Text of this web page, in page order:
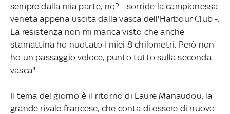
sempre dalla mia parte, no? - sorride la campionessa
veneta appena uscita dalla vasca dell'Harbour Club -.
La resistenza non mi manca visto che anche
stamattina ho nuotato i miei 8 chilometri. Però non
ho un passaggio veloce, punto tutto sulla seconda
vasca".
Il tema del giorno è il ritorno di Laure Manaudou, la
grande rivale francese, che conta di essere di nuovo